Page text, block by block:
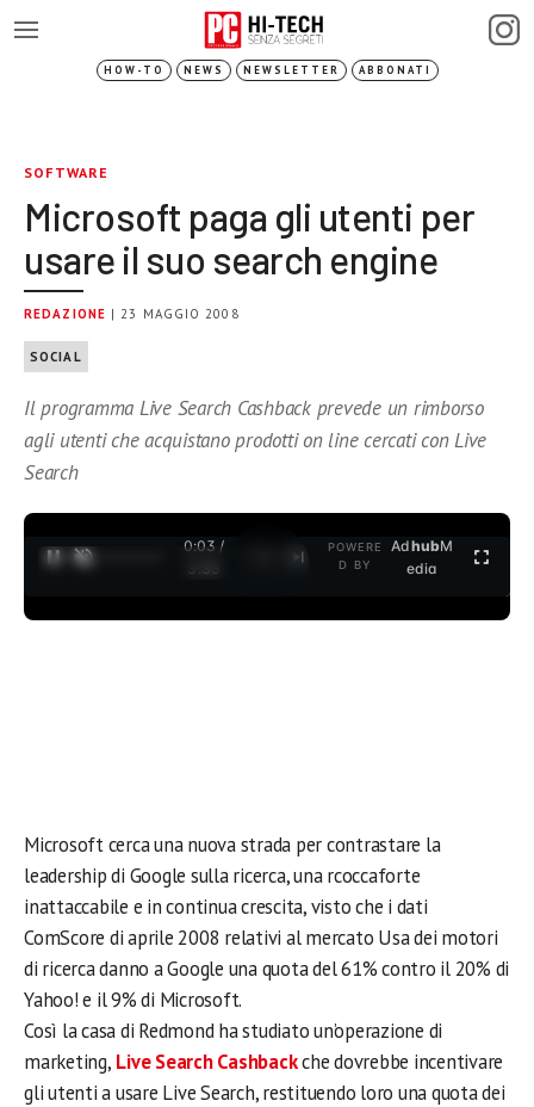
HOW-TO NEWS NEWSLETTER ABBONATI
SOFTWARE
Microsoft paga gli utenti per
usare il suo search engine
REDAZIONE | 23 MAGGIO 2008
SOCIAL
Il programma Live Search Cashback prevede un rimborso
agli utenti che acquistano prodotti on line cercati con Live
Search
0:03 /
3:35
POWERE
D BY
AdhubM
edia
Microsoft cerca una nuova strada per contrastare la
leadership di Google sulla ricerca, una rcoccaforte
inattaccabile e in continua crescita, visto che i dati
ComScore di aprile 2008 relativi al mercato Usa dei motori
di ricerca danno a Google una quota del 61% contro il 20% di
Yahoo! e il 9% di Microsoft.
Così la casa di Redmond ha studiato un’operazione di
marketing, Live Search Cashbackche dovrebbe incentivare
gli utenti a usare Live Search, restituendo loro una quota dei